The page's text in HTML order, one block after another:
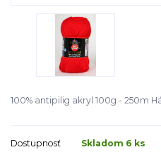
100% antipilig akryl 100g - 250m
Dostupnosť Skladom 6 ks